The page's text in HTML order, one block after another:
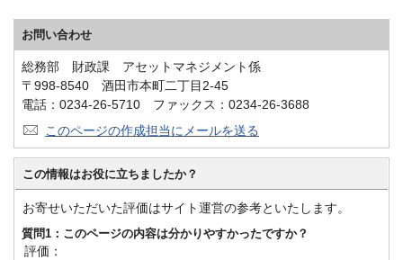
お問い合わせ
総務部 財政課 アセットマネジメント係
〒998-8540 酒田市本町二丁目2-45
電話：0234-26-5710 ファックス：0234-26-3688
このページの作成担当にメールを送る
この情報はお役に立ちましたか？
お寄せいただいた評価はサイト運営の参考といたします。
質問1：このページの内容は分かりやすかったですか？
評価：